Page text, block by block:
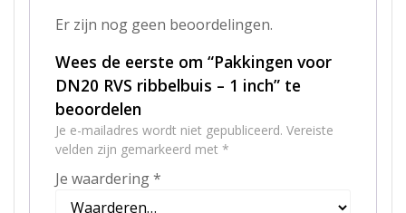
Er zijn nog geen beoordelingen.
Wees de eerste om “Pakkingen voor
DN20 RVS ribbelbuis – 1 inch” te
beoordelen
Je e-mailadres wordt niet gepubliceerd. Vereiste
velden zijn gemarkeerd met *
Je waardering*